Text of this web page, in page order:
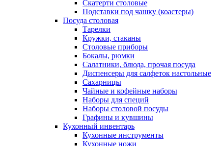
Скатерти столовые
Подставки под чашку (коастеры)
Посуда столовая
Тарелки
Кружки, стаканы
Столовые приборы
Бокалы, рюмки
Салатники, блюда, прочая посуда
Диспенсеры для салфеток настольные
Сахарницы
Чайные и кофейные наборы
Наборы для специй
Наборы столовой посуды
Графины и кувшины
Кухонный инвентарь
Кухонные инструменты
Кухонные ножи